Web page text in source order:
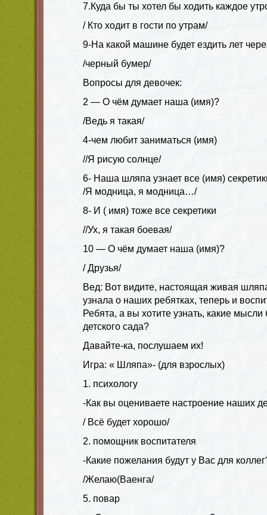
7.Куда бы ты хотел бы ходить каждое
/ Кто ходит в гости по утрам/
9-На какой машине будет ездить лет
/черный бумер/
Вопросы для девочек:
2 — О чём думает наша (имя)?
/Ведь я такая/
4-чем любит заниматься (имя)
//Я рисую солнце/
6- Наша шляпа узнает все (имя)
/Я модница, я модница…/
8- И ( имя) тоже все секретики
//Ух, я такая боевая/
10 — О чём думает наша (имя)?
/ Друзья/
Вед: Вот видите, настоящая живая
узнала о наших ребятках, теперь и
Ребята, а вы хотите узнать, какие
детского сада?
Давайте-ка, послушаем их!
Игра: « Шляпа»- (для взрослых)
1. психологу
-Как вы оцениваете настроение наших
/ Всё будет хорошо/
2. помощник воспитателя
-Какие пожелания будут у Вас для
/Желаю(Ваенга/
5. повар